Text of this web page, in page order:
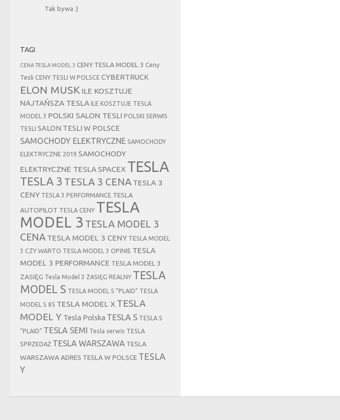
Tak bywa :)
TAGI
CENA TESLA MODEL 3 CENY TESLA MODEL 3 Ceny
Tesli CENY TESLI W POLSCE CYBERTRUCK
ELON MUSK ILE KOSZTUJE
NAJTAŃSZA TESLA
ILE KOSZTUJE TESLA
MODEL 3 POLSKI SALON TESLI POLSKI SERWIS
TESLI
SALON TESLI W POLSCE
SAMOCHODY ELEKTRYCZNE SAMOCHODY
ELEKTRYCZNE 2019 SAMOCHODY
ELEKTRYCZNE TESLA SPACEX TESLA
TESLA 3 TESLA 3 CENA TESLA 3
CENY TESLA 3 PERFORMANCE TESLA
AUTOPILOT TESLA CENY TESLA
MODEL 3 TESLA MODEL 3
CENA TESLA MODEL 3 CENY TESLA MODEL
3 CZY WARTO TESLA MODEL 3 OPINIE TESLA
MODEL 3 PERFORMANCE TESLA MODEL 3
ZASIĘG Tesla Model 3 ZASIĘG REALNY TESLA
MODEL S TESLA MODEL S "PLAID" TESLA
MODEL S 85 TESLA MODEL X TESLA
MODEL Y Tesla Polska TESLA S TESLA S
"PLAID" TESLA SEMI Tesla serwis TESLA
SPRZEDAŻ TESLA WARSZAWA TESLA
WARSZAWA ADRES TESLA W POLSCE TESLA
Y